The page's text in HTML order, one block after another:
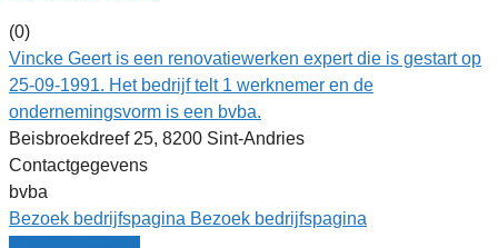
(0)
Vincke Geert is een renovatiewerken expert die is gestart op
25-09-1991. Het bedrijf telt 1 werknemer en de
ondernemingsvorm is een bvba.
Beisbroekdreef 25, 8200 Sint-Andries
Contactgegevens
bvba
Bezoek bedrijfspagina Bezoek bedrijfspagina